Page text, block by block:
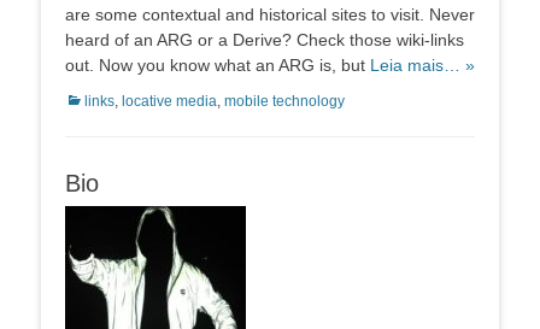
are some contextual and historical sites to visit. Never
heard of an ARG or a Derive? Check those wiki-links
out. Now you know what an ARG is, but Leia mais… »
Categorias:
links locative media mobile technology
Bio